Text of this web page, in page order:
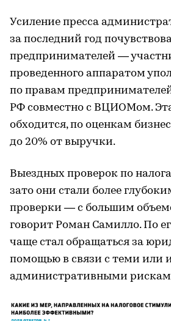
Усиление пресса
за последний год
предпринимателей —
проведенного аппаратом
по правам
РФ совместно с ВЦИОМом.
обходится, по оценкам
до 20% от выручки.
Выездных проверок по
зато они стали более
проверки — с большим
говорит Роман Самилло. По
чаще стал обращаться за
помощью в связи с теми или
административными